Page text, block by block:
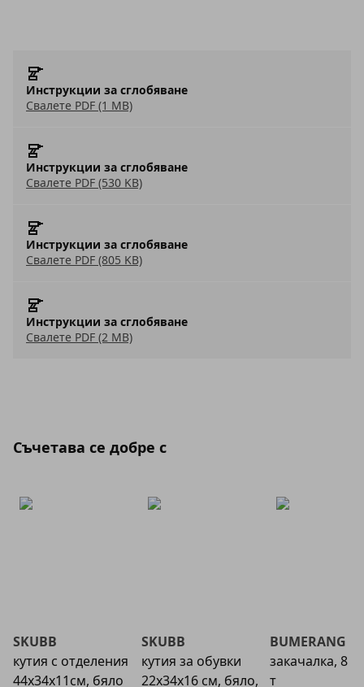
Инструкции за сглобяване
Свалете PDF (1 MB)
Инструкции за сглобяване
Свалете PDF (530 KB)
Инструкции за сглобяване
Свалете PDF (805 KB)
Инструкции за сглобяване
Свалете PDF (2 MB)
Съчетава се добре с
SKUBB
кутия с отделения
44х34х11см, бяло
SKUBB
кутия за обувки
22x34x16 см, бяло,
BUMERANG
закачалка, 8
т